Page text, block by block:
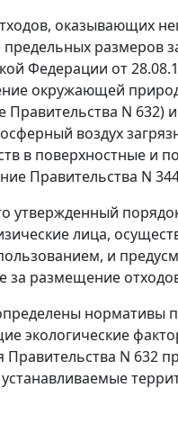
оказывающих
предельных размеров
Федерации от
окружающей
Правительства N 632) и
воздух
в поверхностные и
Правительства N
утвержденный
лица,
и
за размещение
нормативы
экологические
Правительства N 632